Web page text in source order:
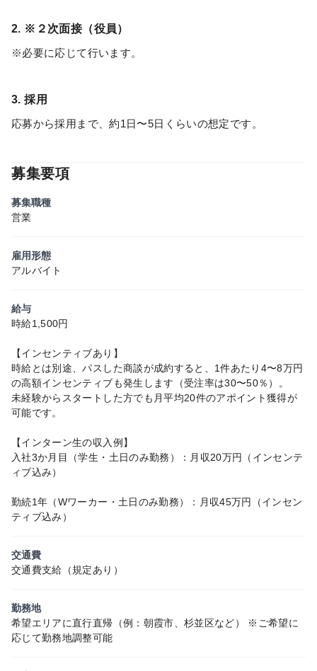
2. ※２次面接（役員）
※必要に応じて行います。
3. 採用
応募から採用まで、約1日〜5日くらいの想定です。
募集要項
募集職種
営業
雇用形態
アルバイト
給与
時給1,500円
【インセンティブあり】
時給とは別途、パスした商談が成約すると、1件あたり4〜8万円
の高額インセンティブも発生します（受注率は30〜50％）。
未経験からスタートした方でも月平均20件のアポイント獲得が
可能です。
【インターン生の収入例】
入社3か月目（学生・土日のみ勤務）：月収20万円（インセンテ
ィブ込み）
勤続1年（Wワーカー・土日のみ勤務）：月収45万円（インセン
ティブ込み）
交通費
交通費支給（規定あり）
勤務地
希望エリアに直行直帰（例：朝霞市、杉並区など） ※ご希望に
応じて勤務地調整可能